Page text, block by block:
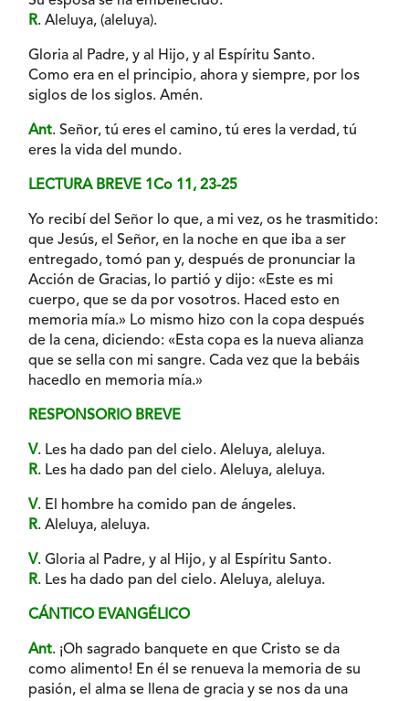
R. Aleluya, (aleluya).
Gloria al Padre, y al Hijo, y al Espíritu Santo.
Como era en el principio, ahora y siempre, por los
siglos de los siglos. Amén.
Ant. Señor, tú eres el camino, tú eres la verdad, tú
eres la vida del mundo.
LECTURA BREVE 1Co 11, 23-25
Yo recibí del Señor lo que, a mi vez, os he trasmitido:
que Jesús, el Señor, en la noche en que iba a ser
entregado, tomó pan y, después de pronunciar la
Acción de Gracias, lo partió y dijo: «Este es mi
cuerpo, que se da por vosotros. Haced esto en
memoria mía.» Lo mismo hizo con la copa después
de la cena, diciendo: «Esta copa es la nueva alianza
que se sella con mi sangre. Cada vez que la bebáis
hacedlo en memoria mía.»
RESPONSORIO BREVE
V. Les ha dado pan del cielo. Aleluya, aleluya.
R. Les ha dado pan del cielo. Aleluya, aleluya.
V. El hombre ha comido pan de ángeles.
R. Aleluya, aleluya.
V. Gloria al Padre, y al Hijo, y al Espíritu Santo.
R. Les ha dado pan del cielo. Aleluya, aleluya.
CÁNTICO EVANGÉLICO
Ant. ¡Oh sagrado banquete en que Cristo se da
como alimento! En él se renueva la memoria de su
pasión, el alma se llena de gracia y se nos da una